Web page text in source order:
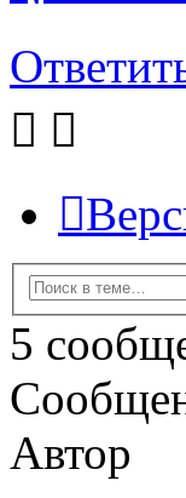
5
Автор